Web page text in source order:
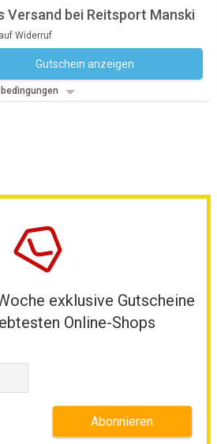
Versand bei Reitsport Manski
Widerruf
Gutschein anzeigen
exklusive Gutscheine
Online-Shops